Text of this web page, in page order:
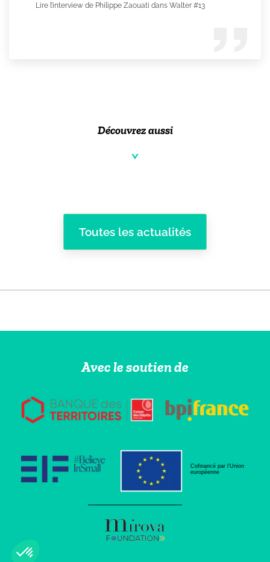
Lire l’interview de Philippe Zaouati dans Walter #13
Découvrez aussi
Toutes les actualités
Avec le soutien de
Cofinancé par l’Union
européenne